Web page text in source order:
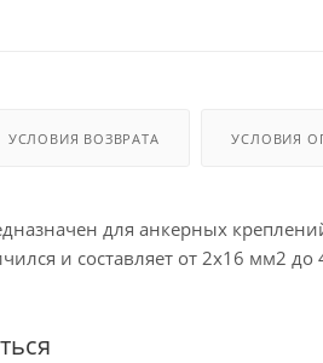
УСЛОВИЯ ВОЗВРАТА УСЛОВИЯ
для анкерных
и составляет от 2х16 мм2 до